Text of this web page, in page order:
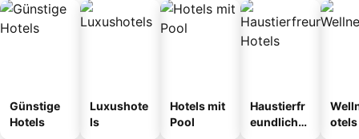
Günstige
Hotels
Luxushote
ls
Hotels mit
Pool
Haustierfr
eundliche
otels